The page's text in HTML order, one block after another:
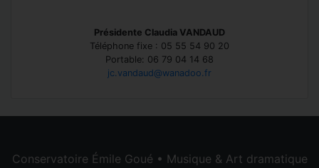
Présidente Claudia VANDAUD
Téléphone fixe : 05 55 54 90 20
Portable: 06 79 04 14 68
jc.vandaud@wanadoo.fr
Conservatoire Émile Goué • Musique & Art dramatique